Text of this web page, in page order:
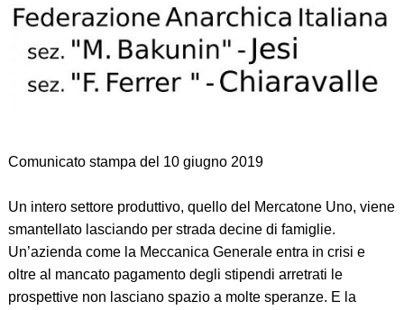
Comunicato stampa del 10 giugno 2019
Un intero settore produttivo, quello del Mercatone Uno, viene
smantellato lasciando per strada decine di famiglie.
Un’azienda come la Meccanica Generale entra in crisi e
oltre al mancato pagamento degli stipendi arretrati le
prospettive non lasciano spazio a molte speranze. E la